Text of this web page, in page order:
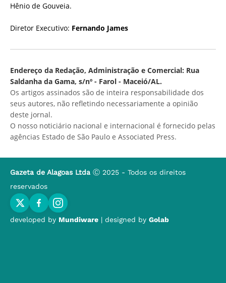
Hênio de Gouveia.
Diretor Executivo: Fernando James
Endereço da Redação, Administração e Comercial: Rua
Saldanha da Gama, s/nº - Farol - Maceió/AL.
Os artigos assinados são de inteira responsabilidade dos
seus autores, não refletindo necessariamente a opinião
deste jornal.
O nosso noticiário nacional e internacional é fornecido pelas
agências Estado de São Paulo e Associated Press.
Gazeta de Alagoas Ltda Ⓒ 2025 - Todos os direitos
reservados
developed by Mundiware | designed by Golab